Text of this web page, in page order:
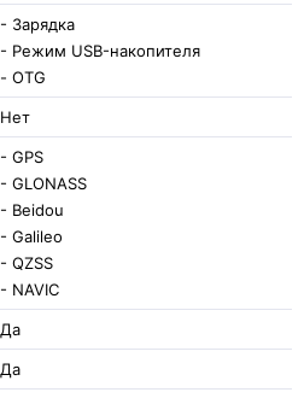
- Зарядка
- Режим USB-накопителя
- OTG
Нет
- GPS
- GLONASS
- Beidou
- Galileo
- QZSS
- NAVIC
Да
Да